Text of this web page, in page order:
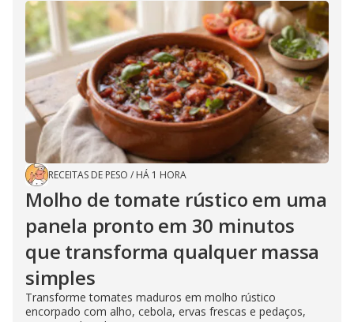
RECEITAS DE PESO / HÁ 1 HORA
Molho de tomate rústico em uma
panela pronto em 30 minutos
que transforma qualquer massa
simples
Transforme tomates maduros em molho rústico
encorpado com alho, cebola, ervas frescas e pedaços,